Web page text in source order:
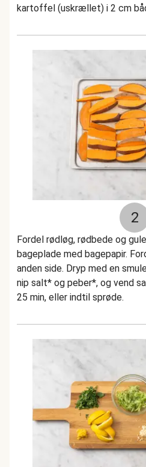
kartoffel (uskrællet) i 2 cm
2
Fordel rødløg, rødbede og
bageplade med bagepapir.
anden side. Dryp med en
nip salt* og peber*, og vend
25 min, eller indtil sprøde.